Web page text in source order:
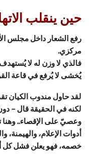
حين ينقلب
رفع الشعار داخل مجلس
مركزي.
فالذي لا وزن له لا
يُخشى لا يُرفع في قاعة
لقد حاول مندوب الكيان
لكنه في الحقيقة قال –
وعصيّ على الإقصاء.. وهنا
أدوات الإعلام،
خصمه، فهو يعلن فشل كل